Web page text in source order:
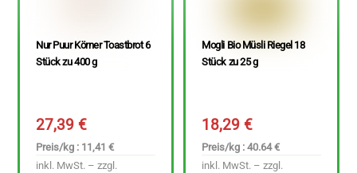
Nur Puur Körner Toastbrot 6
Stück zu 400 g
27,39€
Preis/kg : 11,41 €
inkl. MwSt. – zzgl.
Mogli Bio Müsli Riegel 18
Stück zu 25 g
18,29€
Preis/kg : 40.64 €
inkl. MwSt. – zzgl.